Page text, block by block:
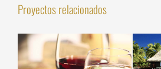
Proyectos relacionados